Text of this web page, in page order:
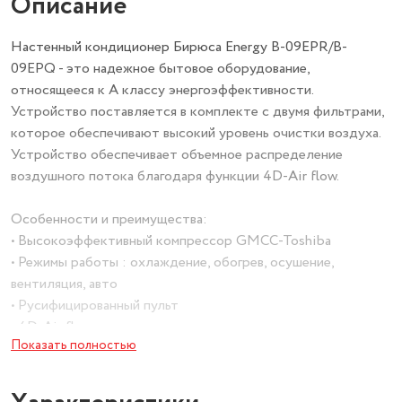
Настенный кондиционер Бирюса Energy B-09EPR/B-
09EPQ - это надежное бытовое оборудование,
относящееся к А классу энергоэффективности.
Устройство поставляется в комплекте с двумя фильтрами,
которое обеспечивают высокий уровень очистки воздуха.
Устройство обеспечивает объемное распределение
воздушного потока благодаря функции 4D-Air flow.
Особенности и преимущества:
• Высокоэффективный компрессор GMCC-Toshiba
• Режимы работы : охлаждение, обогрев, осушение,
вентиляция, авто
• Русифицированный пульт
• 4D-Air flow - автоматическое качание жалюзи по
вертикали и горизонтали
• Антикоррозийное покрытие Golden Fin
Показать полностью